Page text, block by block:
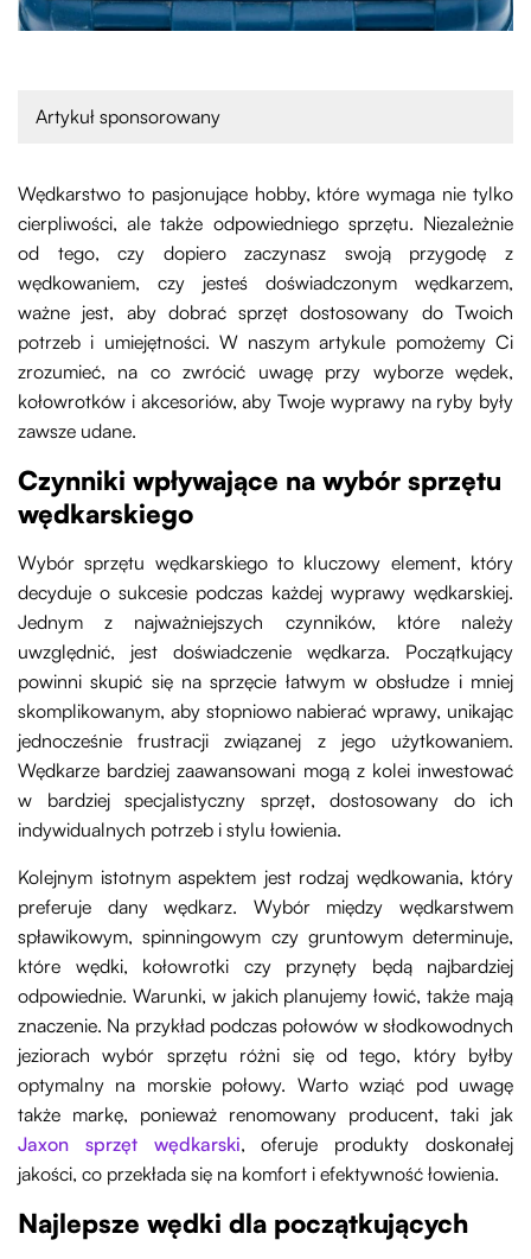
Artykuł sponsorowany
Wędkarstwo to pasjonujące hobby, które wymaga nie tylko
cierpliwości, ale także odpowiedniego sprzętu. Niezależnie
od tego, czy dopiero zaczynasz swoją przygodę z
wędkowaniem, czy jesteś doświadczonym wędkarzem,
ważne jest, aby dobrać sprzęt dostosowany do Twoich
potrzeb i umiejętności. W naszym artykule pomożemy Ci
zrozumieć, na co zwrócić uwagę przy wyborze wędek,
kołowrotków i akcesoriów, aby Twoje wyprawy na ryby były
zawsze udane.
Czynniki wpływające na wybór sprzętu
wędkarskiego
Wybór sprzętu wędkarskiego to kluczowy element, który
decyduje o sukcesie podczas każdej wyprawy wędkarskiej.
Jednym z najważniejszych czynników, które należy
uwzględnić, jest doświadczenie wędkarza. Początkujący
powinni skupić się na sprzęcie łatwym w obsłudze i mniej
skomplikowanym, aby stopniowo nabierać wprawy, unikając
jednocześnie frustracji związanej z jego użytkowaniem.
Wędkarze bardziej zaawansowani mogą z kolei inwestować
w bardziej specjalistyczny sprzęt, dostosowany do ich
indywidualnych potrzeb i stylu łowienia.
Kolejnym istotnym aspektem jest rodzaj wędkowania, który
preferuje dany wędkarz. Wybór między wędkarstwem
spławikowym, spinningowym czy gruntowym determinuje,
które wędki, kołowrotki czy przynęty będą najbardziej
odpowiednie. Warunki, w jakich planujemy łowić, także mają
znaczenie. Na przykład podczas połowów w słodkowodnych
jeziorach wybór sprzętu różni się od tego, który byłby
optymalny na morskie połowy. Warto wziąć pod uwagę
także markę, ponieważ renomowany producent, taki jak
Jaxon sprzęt wędkarski, oferuje produkty doskonałej
jakości, co przekłada się na komfort i efektywność łowienia.
Najlepsze wędki dla początkujących